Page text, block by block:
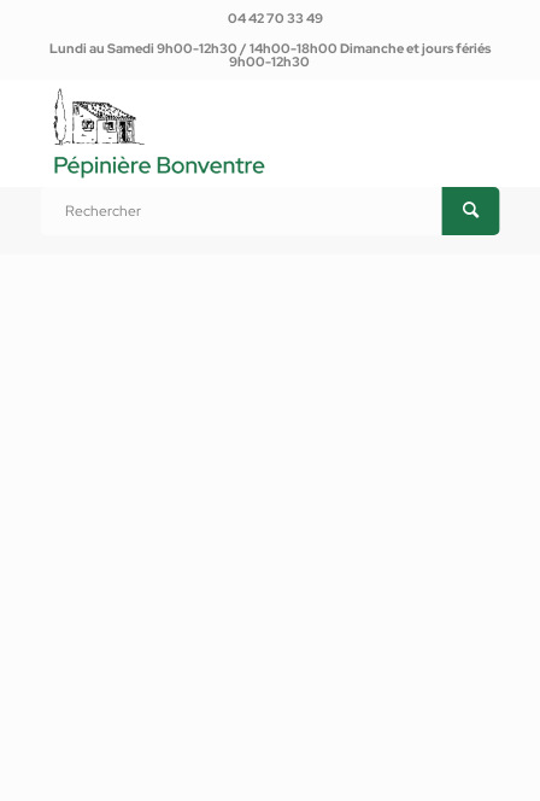
04 42 70 33 49
Lundi au Samedi 9h00-12h30 / 14h00-18h00 Dimanche et jours fériés
9h00-12h30
Annuelles, bisannuelles, vivaces